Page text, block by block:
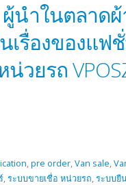
นำในตลาด
เรื่องของแ
วยรถ
,pre order,Van sale,
,ระบบขายเชื่อ หน่วยรถ,ระบบยื